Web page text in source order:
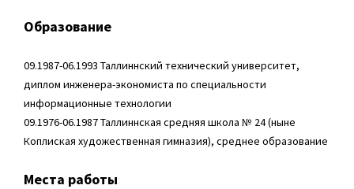
Образование
09.1987-06.1993 Таллиннский технический университет,
диплом инженера-экономиста по специальности
информационные технологии
09.1976-06.1987 Таллиннская средняя школа № 24 (ныне
Коплиская художественная гимназия), среднее образование
Места работы